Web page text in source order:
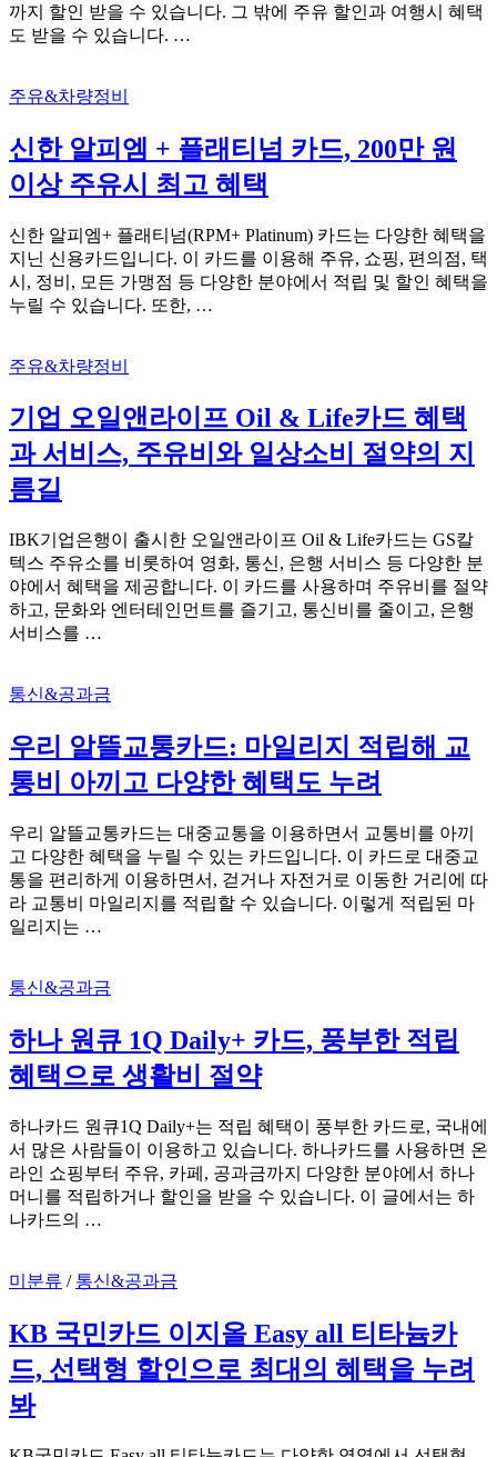
까지 할인 받을 수 있습니다. 그 밖에 주유 할인과 여행시 혜택
도 받을 수 있습니다. …
주유&차량정비
신한 알피엠 + 플래티넘 카드, 200만 원
이상 주유시 최고 혜택
신한 알피엠+ 플래티넘(RPM+ Platinum) 카드는 다양한 혜택을
지닌 신용카드입니다. 이 카드를 이용해 주유, 쇼핑, 편의점, 택
시, 정비, 모든 가맹점 등 다양한 분야에서 적립 및 할인 혜택을
누릴 수 있습니다. 또한, …
주유&차량정비
기업 오일앤라이프 Oil & Life카드 혜택
과 서비스, 주유비와 일상소비 절약의 지
름길
IBK기업은행이 출시한 오일앤라이프 Oil & Life카드는 GS칼
텍스 주유소를 비롯하여 영화, 통신, 은행 서비스 등 다양한 분
야에서 혜택을 제공합니다. 이 카드를 사용하며 주유비를 절약
하고, 문화와 엔터테인먼트를 즐기고, 통신비를 줄이고, 은행
서비스를 …
통신&공과금
우리 알뜰교통카드: 마일리지 적립해 교
통비 아끼고 다양한 혜택도 누려
우리 알뜰교통카드는 대중교통을 이용하면서 교통비를 아끼
고 다양한 혜택을 누릴 수 있는 카드입니다. 이 카드로 대중교
통을 편리하게 이용하면서, 걷거나 자전거로 이동한 거리에 따
라 교통비 마일리지를 적립할 수 있습니다. 이렇게 적립된 마
일리지는 …
통신&공과금
하나 원큐 1Q Daily+ 카드, 풍부한 적립
혜택으로 생활비 절약
하나카드 원큐1Q Daily+는 적립 혜택이 풍부한 카드로, 국내에
서 많은 사람들이 이용하고 있습니다. 하나카드를 사용하면 온
라인 쇼핑부터 주유, 카페, 공과금까지 다양한 분야에서 하나
머니를 적립하거나 할인을 받을 수 있습니다. 이 글에서는 하
나카드의 …
미분류 / 통신&공과금
KB 국민카드 이지올 Easy all 티타늄카
드, 선택형 할인으로 최대의 혜택을 누려
봐